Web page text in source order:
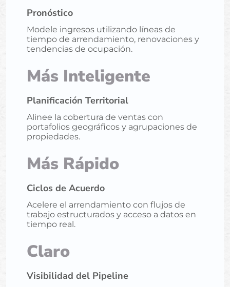
Pronóstico
Modele ingresos utilizando líneas de
tiempo de arrendamiento, renovaciones y
tendencias de ocupación.
Más Inteligente
Planificación Territorial
Alinee la cobertura de ventas con
portafolios geográficos y agrupaciones de
propiedades.
Más Rápido
Ciclos de Acuerdo
Acelere el arrendamiento con flujos de
trabajo estructurados y acceso a datos en
tiempo real.
Claro
Visibilidad del Pipeline